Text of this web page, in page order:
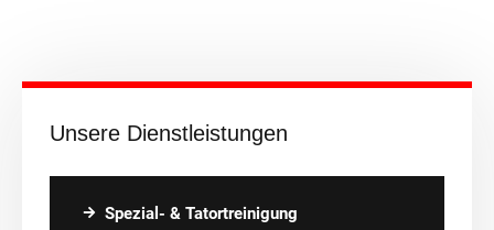
Unsere Dienstleistungen
Spezial- & Tatortreinigung